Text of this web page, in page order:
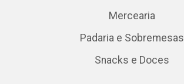
Mercearia
Padaria e Sobremesas
Snacks e Doces